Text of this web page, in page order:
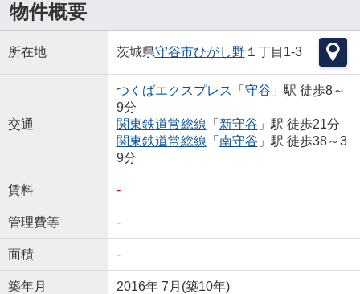
物件概要
所在地 茨城県守谷市ひがし野 １丁目1-3
交通
つくばエクスプレス 「 守谷 」駅 徒歩8～
9分
関東鉄道常総線 「 新守谷 」駅 徒歩21分
関東鉄道常総線 「 南守谷 」駅 徒歩38～3
9分
賃料 -
管理費等 -
面積 -
築年月 2016年 7月(築10年)